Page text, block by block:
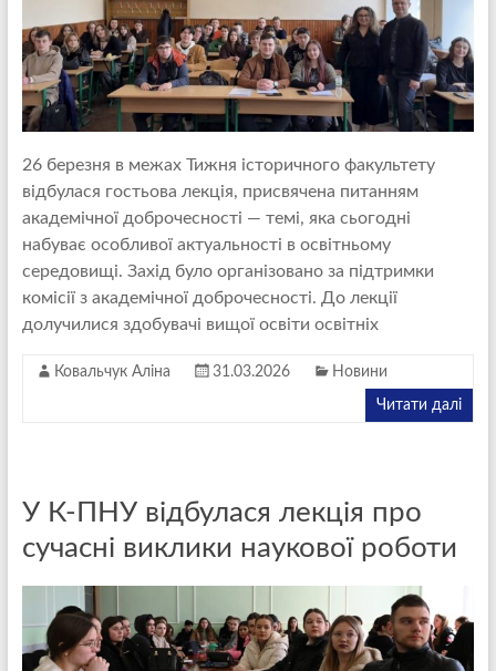
26 березня в межах Тижня історичного факультету
відбулася гостьова лекція, присвячена питанням
академічної доброчесності — темі, яка сьогодні
набуває особливої актуальності в освітньому
середовищі. Захід було організовано за підтримки
комісії з академічної доброчесності. До лекції
долучилися здобувачі вищої освіти освітніх
Ковальчук Аліна 31.03.2026 Новини
Читати далі
У К-ПНУ відбулася лекція про
сучасні виклики наукової роботи